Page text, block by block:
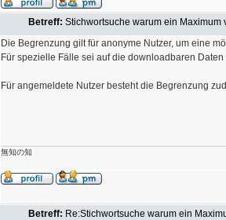
Betreff: Stichwortsuche warum ein Maximum
Die Begrenzung gilt für anonyme Nutzer, um eine
Für spezielle Fälle sei auf die downloadbaren
Für angemeldete Nutzer besteht die Begrenzung
無知の知
Betreff: Re:Stichwortsuche warum ein